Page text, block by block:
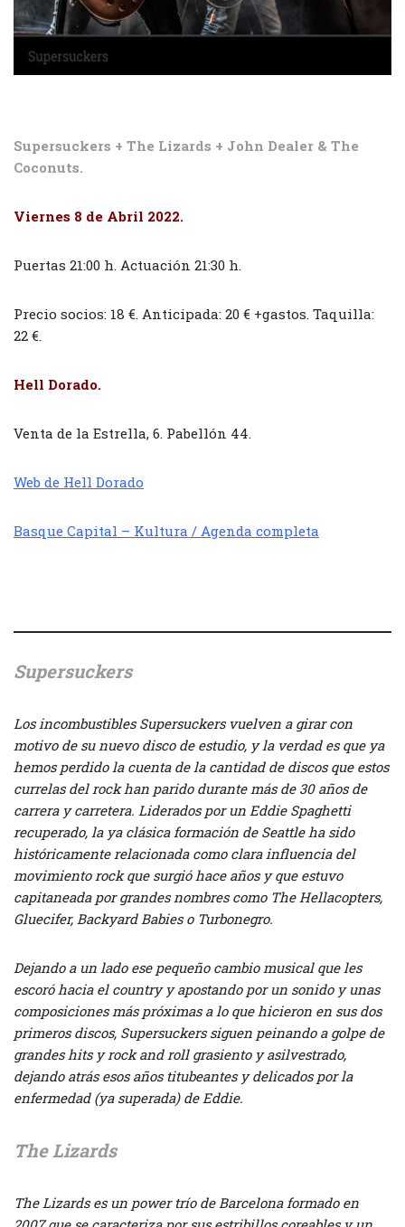
Supersuckers + The Lizards + John Dealer & The
Coconuts.
Viernes 8 de Abril 2022.
Puertas 21:00 h. Actuación 21:30 h.
Precio socios: 18 €. Anticipada: 20 € +gastos. Taquilla:
22 €.
Hell Dorado.
Venta de la Estrella, 6. Pabellón 44.
Web de Hell Dorado
Basque Capital – Kultura / Agenda completa
Supersuckers
Los incombustibles Supersuckers vuelven a girar con
motivo de su nuevo disco de estudio, y la verdad es que ya
hemos perdido la cuenta de la cantidad de discos que estos
currelas del rock han parido durante más de 30 años de
carrera y carretera. Liderados por un Eddie Spaghetti
recuperado, la ya clásica formación de Seattle ha sido
históricamente relacionada como clara influencia del
movimiento rock que surgió hace años y que estuvo
capitaneada por grandes nombres como The Hellacopters,
Gluecifer, Backyard Babies o Turbonegro.
Dejando a un lado ese pequeño cambio musical que les
escoró hacia el country y apostando por un sonido y unas
composiciones más próximas a lo que hicieron en sus dos
primeros discos, Supersuckers siguen peinando a golpe de
grandes hits y rock and roll grasiento y asilvestrado,
dejando atrás esos años titubeantes y delicados por la
enfermedad (ya superada) de Eddie.
The Lizards
The Lizards es un power trío de Barcelona formado en